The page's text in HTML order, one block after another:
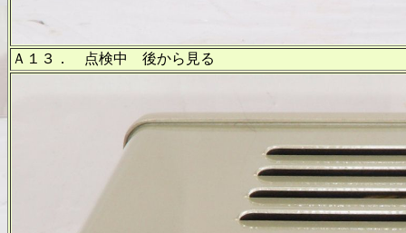
Ａ１３． 点検中 後から見る